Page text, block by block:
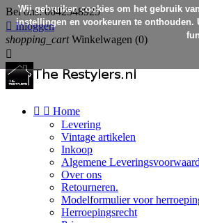
Bel ons:0642548925
 Inloggen
shopping_cart Winkelwagen (0)

  Home
Levering
Vintage artikelen
Inkoop
Algemene
Over ons
Retourneren.
Modelformulier voor
Herroepingsrecht
Wij gebruiken cookies om het gebruik
instellingen en voorkeuren te onthouden.